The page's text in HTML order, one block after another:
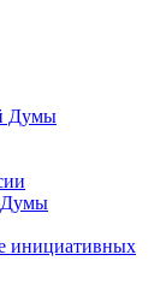
Думы
Думы
инициативных